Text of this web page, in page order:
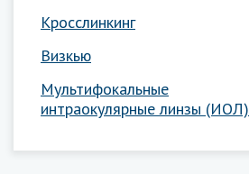
Кросслинкинг
Визкью
Мультифокальные
интраокулярные линзы (ИОЛ)